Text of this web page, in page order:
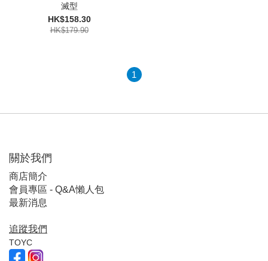
滅型
HK$158.30
HK$179.90
1
關於我們
商店簡介
會員專區 - Q&A懶人包
最新消息
追蹤我們
TOYC